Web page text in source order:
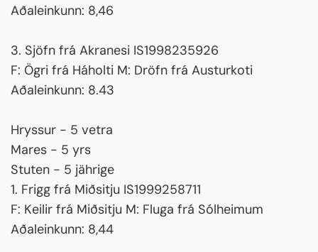
Aðaleinkunn: 8,46
3. Sjöfn frá Akranesi IS1998235926
F: Ögri frá Háholti M: Dröfn frá Austurkoti
Aðaleinkunn: 8.43
Hryssur - 5 vetra
Mares - 5 yrs
Stuten - 5 jährige
1. Frigg frá Miðsitju IS1999258711
F: Keilir frá Miðsitju M: Fluga frá Sólheimum
Aðaleinkunn: 8,44